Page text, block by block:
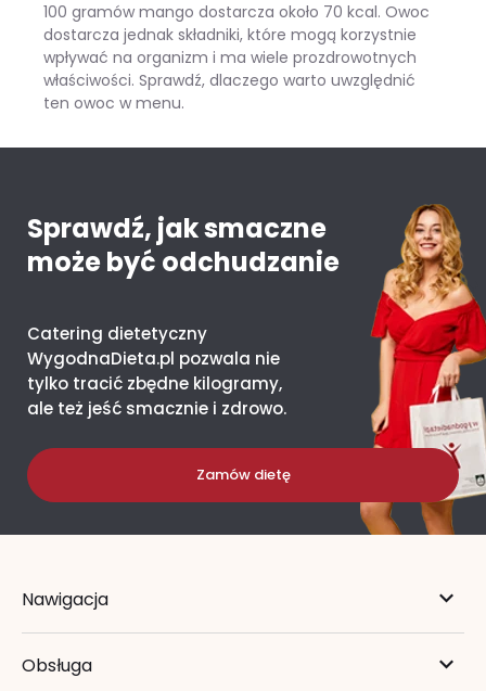
100 gramów mango dostarcza około 70 kcal. Owoc
dostarcza jednak składniki, które mogą korzystnie
wpływać na organizm i ma wiele prozdrowotnych
właściwości. Sprawdź, dlaczego warto uwzględnić
ten owoc w menu.
Sprawdź, jak smaczne
może być odchudzanie
Catering dietetyczny
WygodnaDieta.pl pozwala nie
tylko tracić zbędne kilogramy,
ale też jeść smacznie i zdrowo.
Zamów dietę
Nawigacja
Obsługa